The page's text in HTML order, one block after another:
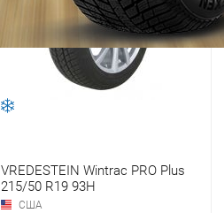
VREDESTEIN Wintrac PRO Plus
215/50 R19 93H
США